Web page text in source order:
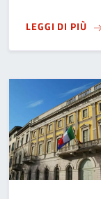
LEGGI DI PIÙ